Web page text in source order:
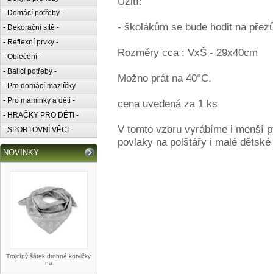
- Domácí potřeby -
- Dekorační sítě -
- Reflexní prvky -
- Oblečení -
- Balící potřeby -
- Pro domácí mazlíčky
- Pro maminky a děti -
- HRAČKY PRO DĚTI -
- SPORTOVNÍ VĚCI -
NOVINKY
Trojcípý šátek drobné kotvičky
na
- školákům se bude hodit na
Rozměry cca : VxŠ - 29x40cm
Možno prát na 40°C.
cena uvedená za 1 ks
V tomto vzoru vyrábíme i menší
povlaky na polštářy i malé